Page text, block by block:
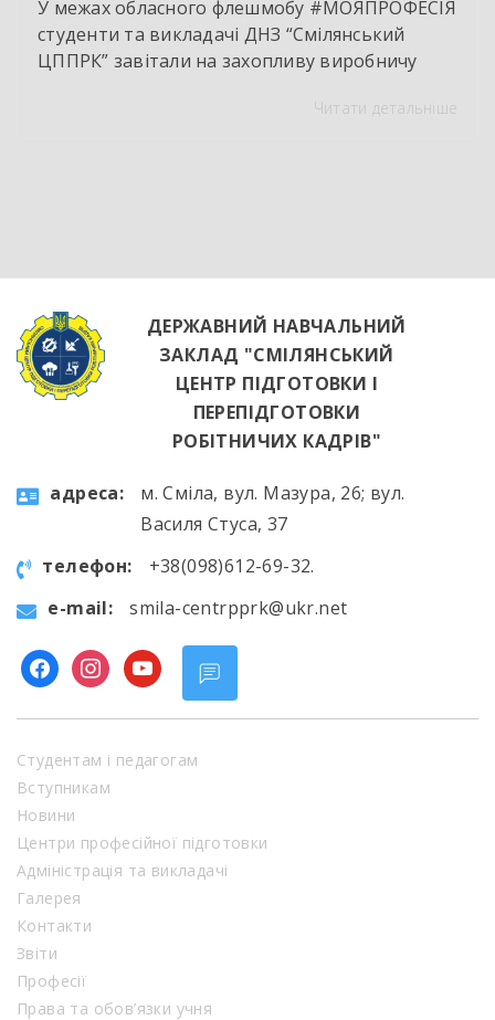
У межах обласного флешмобу #МОЯПРОФЕСІЯ
студенти та викладачі ДНЗ “Смілянський
ЦППРК” завітали на захопливу виробничу
НВК “Лідер”. Світлі кахлі, інноваційне
висококваліфікованих майбутніх фахівцях. […]
Читати детальніше
ДЕРЖАВНИЙ НАВЧАЛЬНИЙ
ЗАКЛАД "СМІЛЯНСЬКИЙ
ЦЕНТР ПІДГОТОВКИ І
ПЕРЕПІДГОТОВКИ
РОБІТНИЧИХ КАДРІВ"
aдресa:
м. Сміла, вул. Мазура, 26; вул.
Василя Стуса, 37
телефон:
+38(098)612-69-32.
e-mail:
smila-centrpprk@ukr.net
facebookinstagram
youtube
Студентам і педагогам
Вступникам
Новини
Центри професійної підготовки
Адміністрація та викладачі
Галерея
Контакти
Звіти
Професії
Права та обов’язки учня